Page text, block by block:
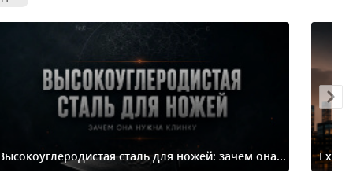
сталь для ножей: зачем она...